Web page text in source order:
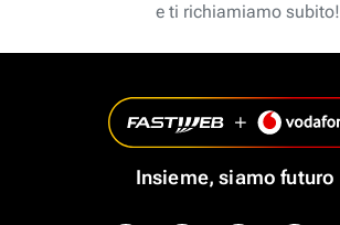
e ti richiamiamo subito!
Insieme, siamo futuro